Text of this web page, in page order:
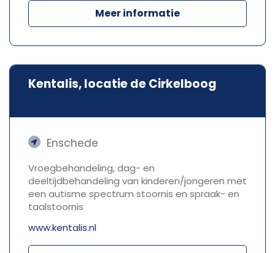
Meer informatie
Kentalis, locatie de Cirkelboog
Enschede
Vroegbehandeling, dag- en
deeltijdbehandeling van kinderen/jongeren met
een autisme spectrum stoornis en spraak- en
taalstoornis
www.kentalis.nl